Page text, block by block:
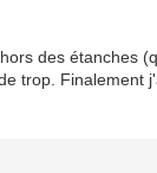
des étanches
trop. Finalement